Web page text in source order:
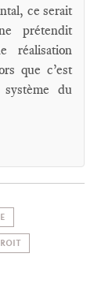
ce serait
prétendit
réalisation
que c’est
système du